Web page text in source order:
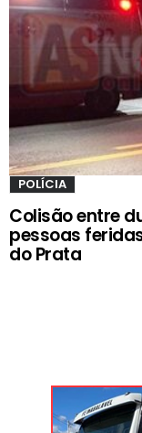
POLÍCIA
Colisão entre
pessoas
do Prata